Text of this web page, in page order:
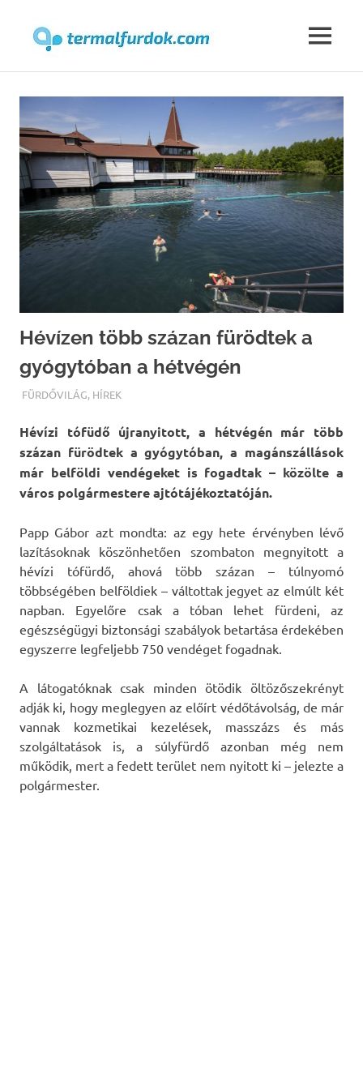
content
MENU
Hévízen több százan fürödtek a
gyógytóban a hétvégén
TERMALFURDOK.COM
FÜRDŐVILÁG, HÍREK
Hévízi tófüdő újranyitott, a hétvégén már több
százan fürödtek a gyógytóban, a magánszállások
már belföldi vendégeket is fogadtak – közölte a
város polgármestere ajtótájékoztatóján.
Papp Gábor azt mondta: az egy hete érvényben lévő
lazításoknak köszönhetően szombaton megnyitott a
hévízi tófürdő, ahová több százan – túlnyomó
többségében belföldiek – váltottak jegyet az elmúlt két
napban. Egyelőre csak a tóban lehet fürdeni, az
egészségügyi biztonsági szabályok betartása érdekében
egyszerre legfeljebb 750 vendéget fogadnak.
A látogatóknak csak minden ötödik öltözőszekrényt
adják ki, hogy meglegyen az előírt védőtávolság, de már
vannak kozmetikai kezelések, masszázs és más
szolgáltatások is, a súlyfürdő azonban még nem
működik, mert a fedett terület nem nyitott ki – jelezte a
polgármester.